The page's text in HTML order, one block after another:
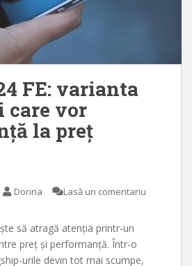
FE: varianta
care vor
la preț
Dorina Lasă un comentariu
să atragă atenția printr-un
preț și performanță. Într-o
urile devin tot mai scumpe,